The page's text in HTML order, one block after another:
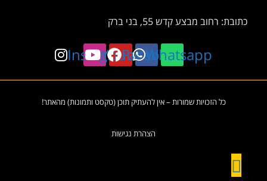
כתובת: רחוב מבצע קדש 55, בני ברק
Whatsapp
Facebook
Youtube
Instagram
כל הזכויות שמורות – אין להעתיק תוכן (טקסט ותמונות) מהאתר!
הצהרת נגישות